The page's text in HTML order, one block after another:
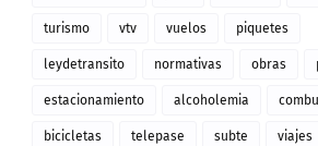
turismo vtv vuelos piquetes
leydetransito normativas obras
estacionamiento alcoholemia
bicicletas telepase subte viajes